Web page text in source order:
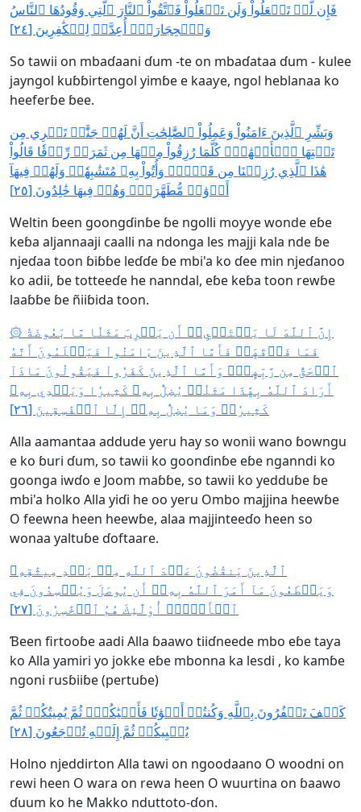
فَإِن لَّمۡ تَفۡعَلُواْ وَلَن تَفۡعَلُواْ فَٱتَّقُواْ ٱلنَّارَ ٱلَّتِي وَقُودُهَا ٱلنَّاسُ
وَٱلۡحِجَارَةُۖ أُعِدَّتۡ لِلۡكَٰفِرِينَ [٢٤]
So tawii on mbaɗaani ɗum -te on mbaɗataa ɗum - kulee
jayngol kuɓɓirtengol yimɓe e kaaƴe, ngol heblanaa ko
heeferɓe ɓee.
وَبَشِّرِ ٱلَّذِينَ ءَامَنُواْ وَعَمِلُواْ ٱلصَّٰلِحَٰتِ أَنَّ لَهُمۡ جَنَّٰتٖ تَجۡرِي مِن
تَحۡتِهَا ٱلۡأَنۡهَٰرُۖ كُلَّمَا رُزِقُواْ مِنۡهَا مِن ثَمَرَةٖ رِّزۡقٗا قَالُواْ
هَٰذَا ٱلَّذِي رُزِقۡنَا مِن قَبۡلُۖ وَأُتُواْ بِهِۦ مُتَشَٰبِهٗاۖ وَلَهُمۡ فِيهَآ
أَزۡوَٰجٞ مُّطَهَّرَةٞۖ وَهُمۡ فِيهَا خَٰلِدُونَ [٢٥]
Weltin ɓeen goongɗinɓe ɓe ngolli moƴƴe wonde eɓe
keɓa aljannaaji caalli na ndonga les majji kala nde ɓe
njeɗaa toon ɓiɓɓe leɗɗe ɓe mbi'a ko ɗee min njeɗanoo
ko adii, ɓe totteeɗe he nanndal, eɓe keɓa toon rewɓe
laaɓɓe ɓe ñiiɓida toon.
۞ إِنَّ ٱللَّهَ لَا يَسۡتَحۡيِۦٓ أَن يَضۡرِبَ مَثَلٗا مَّا بَعُوضَةٗ
فَمَا فَوۡقَهَاۚ فَأَمَّا ٱلَّذِينَ ءَامَنُواْ فَيَعۡلَمُونَ أَنَّهُ
ٱلۡحَقُّ مِن رَّبِّهِمۡۖ وَأَمَّا ٱلَّذِينَ كَفَرُواْ فَيَقُولُونَ مَاذَآ
أَرَادَ ٱللَّهُ بِهَٰذَا مَثَلٗاۘ يُضِلُّ بِهِۦ كَثِيرٗا وَيَهۡدِي بِهِۦ
كَثِيرٗاۚ وَمَا يُضِلُّ بِهِۦٓ إِلَّا ٱلۡفَٰسِقِينَ [٢٦]
Alla aamantaa addude yeru hay so wonii wano ɓowngu
e ko ɓuri ɗum, so tawii ko goonɗinɓe eɓe nganndi ko
goonga iwɗo e Joom maɓɓe, so tawii ko yedduɓe ɓe
mbi'a holko Alla yiɗi he oo yeru Ombo majjina heewɓe
O feewna heen heewɓe, alaa majjinteeɗo heen so
wonaa yaltuɓe ɗoftaare.
ٱلَّذِينَ يَنقُضُونَ عَهۡدَ ٱللَّهِ مِنۢ بَعۡدِ مِيثَٰقِهِۦ
وَيَقۡطَعُونَ مَآ أَمَرَ ٱللَّهُ بِهِۦٓ أَن يُوصَلَ وَيُفۡسِدُونَ فِي
ٱلۡأَرۡضِۚ أُوْلَٰٓئِكَ هُمُ ٱلۡخَٰسِرُونَ [٢٧]
Ɓeen firtooɓe aadi Alla ɓaawo tiiɗneede mbo eɓe taƴa
ko Alla yamiri yo jokke eɓe mbonna ka lesdi , ko kamɓe
ngoni rusɓiiɓe (pertuɓe)
كَيۡفَ تَكۡفُرُونَ بِٱللَّهِ وَكُنتُمۡ أَمۡوَٰتٗا فَأَحۡيَٰكُمۡۖ ثُمَّ يُمِيتُكُمۡ ثُمَّ
يُحۡيِيكُمۡ ثُمَّ إِلَيۡهِ تُرۡجَعُونَ [٢٨]
Holno njeddirton Alla tawi on ngoodaano O woodni on
rewi heen O wara on rewa heen O wuurtina on ɓaawo
ɗuum ko he Makko nduttoto-ɗon.